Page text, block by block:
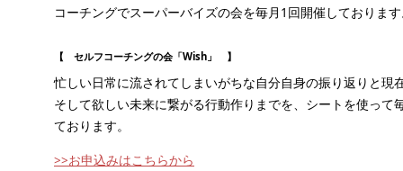
コーチングでスーパーバイズの会を毎月1回開催しておりま
【 セルフコーチングの会「Wish」 】
忙しい日常に流されてしまいがちな自分自身の振り返りと現
そして欲しい未来に繋がる行動作りまでを、シートを使って
ております。
>>お申込みはこちらから